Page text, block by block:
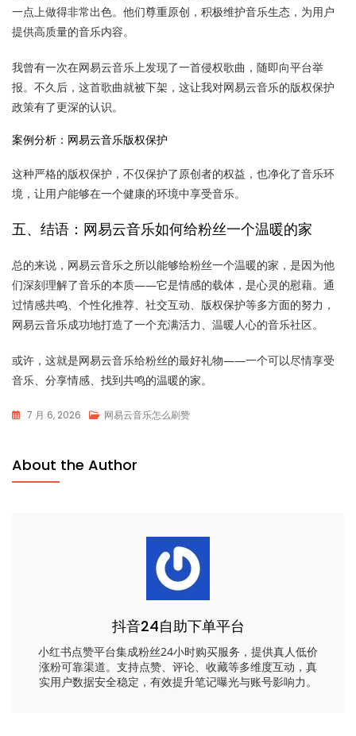
一点上做得非常出色。他们尊重原创，积极维护音乐生态，为用户
提供高质量的音乐内容。
我曾有一次在网易云音乐上发现了一首侵权歌曲，随即向平台举
报。不久后，这首歌曲就被下架，这让我对网易云音乐的版权保护
政策有了更深的认识。
案例分析：网易云音乐版权保护
这种严格的版权保护，不仅保护了原创者的权益，也净化了音乐环
境，让用户能够在一个健康的环境中享受音乐。
五、结语：网易云音乐如何给粉丝一个温暖的家
总的来说，网易云音乐之所以能够给粉丝一个温暖的家，是因为他
们深刻理解了音乐的本质——它是情感的载体，是心灵的慰藉。通
过情感共鸣、个性化推荐、社交互动、版权保护等多方面的努力，
网易云音乐成功地打造了一个充满活力、温暖人心的音乐社区。
或许，这就是网易云音乐给粉丝的最好礼物——一个可以尽情享受
音乐、分享情感、找到共鸣的温暖的家。
7 月 6, 2026 网易云音乐怎么刷赞
About the Author
抖音24自助下单平台
小红书点赞平台集成粉丝24小时购买服务，提供真人低价
涨粉可靠渠道。支持点赞、评论、收藏等多维度互动，真
实用户数据安全稳定，有效提升笔记曝光与账号影响力。